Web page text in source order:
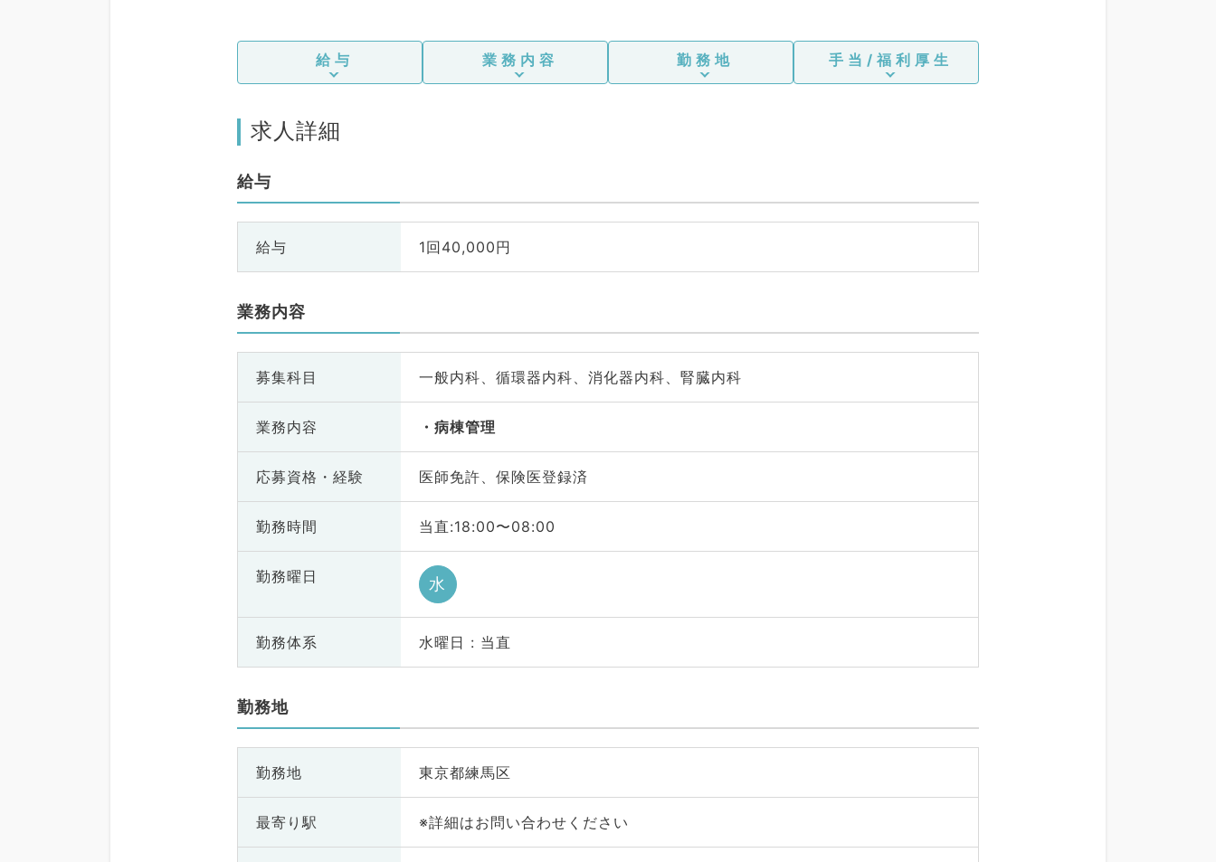
給与 業務内容 勤務地 手当/福利厚生
求人詳細
給与
給与 1回40,000円
業務内容
募集科目 一般内科、循環器内科、消化器内科、腎臓内科
業務内容 病棟管理
応募資格・ 経験 医師免許、保険医登録済
勤務時間 当直:18:00〜08:00
勤務曜日 水
勤務体系 水曜日 : 当直
勤務地
勤務地 東京都練馬区
最寄り駅 ※詳細はお問い合わせください